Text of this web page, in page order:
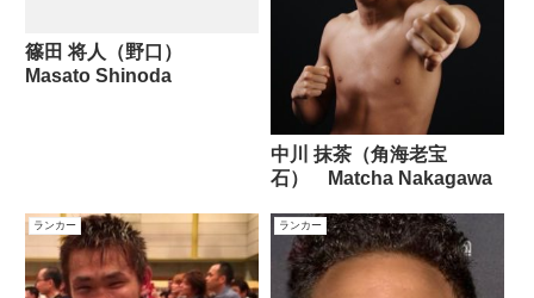
篠田 将人（野口）
Masato Shinoda
中川 抹茶（角海老宝
石） Matcha Nakagawa
ランカー ランカー